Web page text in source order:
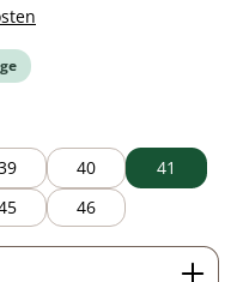
40
41
46
Wert ein